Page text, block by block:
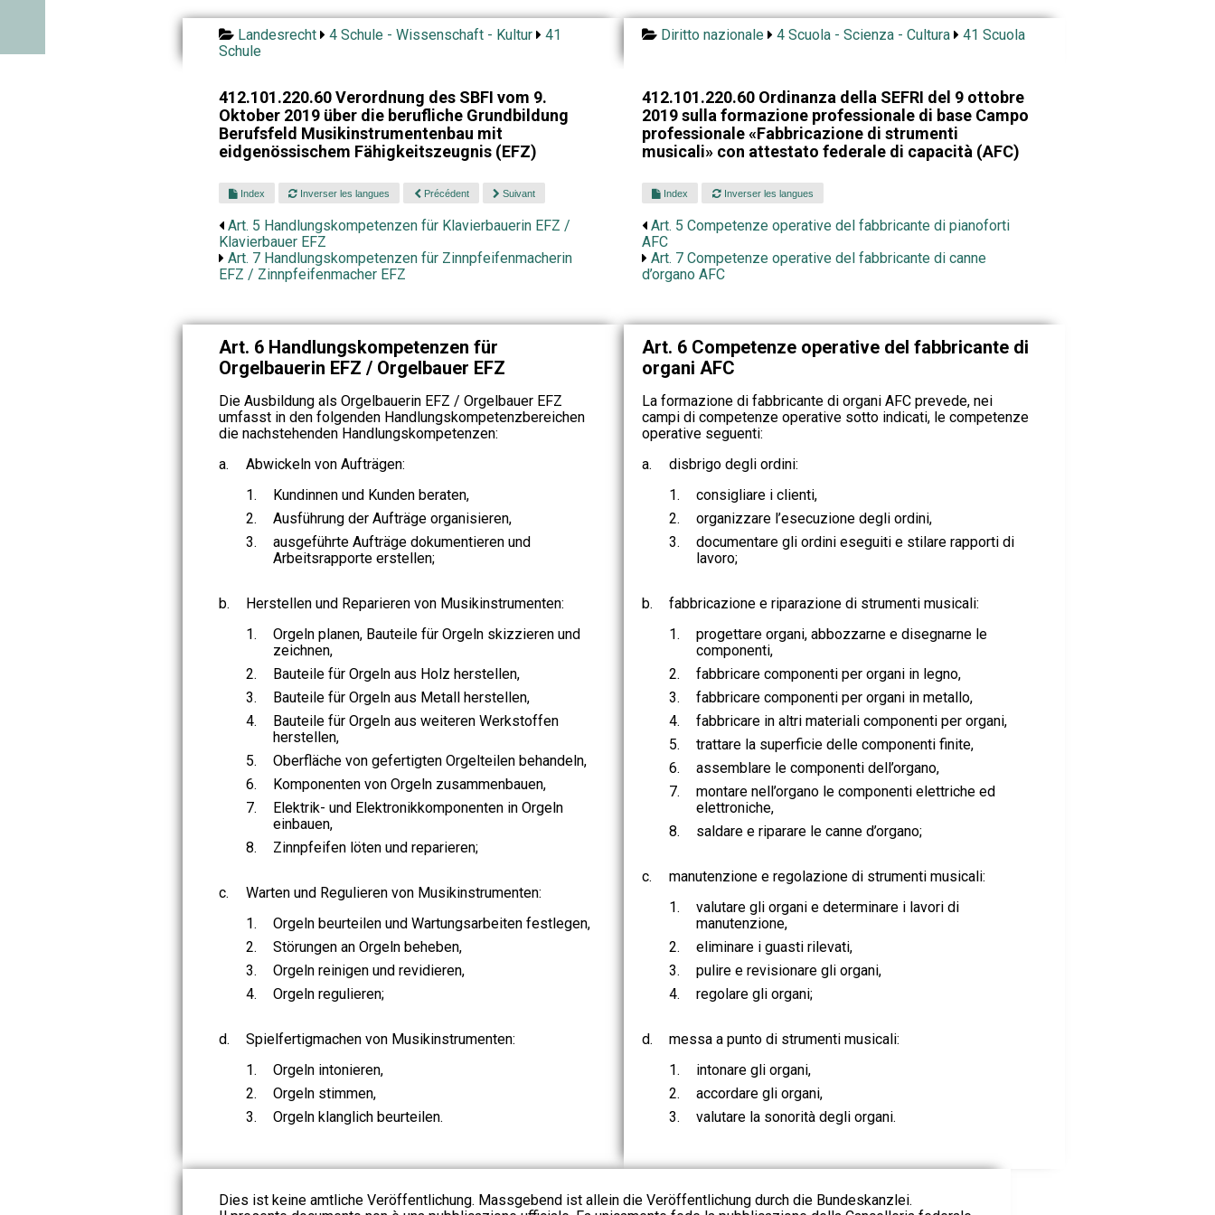
Landesrecht 4 Schule - Wissenschaft - Kultur
41
Schule
Diritto nazionale 4 Scuola - Scienza - Cultura 41 Scuola
412.101.220.60 Verordnung des SBFI vom 9.
Oktober 2019 über die berufliche Grundbildung
Berufsfeld Musikinstrumentenbau mit
eidgenössischem Fähigkeitszeugnis (EFZ)
412.101.220.60 Ordinanza della SEFRI del 9 ottobre
2019 sulla formazione professionale di base Campo
professionale «Fabbricazione di strumenti
musicali» con attestato federale di capacità (AFC)
Index Inverser les langues Précédent Suivant
Art. 5 Handlungskompetenzen für Klavierbauerin EFZ /
Klavierbauer EFZ
Art. 7 Handlungskompetenzen für Zinnpfeifenmacherin
EFZ / Zinnpfeifenmacher EFZ
Index Inverser les langues
Art. 5 Competenze operative del fabbricante di pianoforti
AFC
Art. 7 Competenze operative del fabbricante di canne
d’organo AFC
Art. 6 Handlungskompetenzen für
Orgelbauerin EFZ / Orgelbauer EFZ
Die Ausbildung als Orgelbauerin EFZ / Orgelbauer EFZ
umfasst in den folgenden Handlungskompetenzbereichen
die nachstehenden Handlungskompetenzen:
a.
Abwickeln von Aufträgen:
1.
Kundinnen und Kunden beraten,
2.
Ausführung der Aufträge organisieren,
3.
ausgeführte Aufträge dokumentieren und
Arbeitsrapporte erstellen;
b.
Herstellen und Reparieren von Musikinstrumenten:
1.
Orgeln planen, Bauteile für Orgeln skizzieren und
zeichnen,
2.
Bauteile für Orgeln aus Holz herstellen,
3.
Bauteile für Orgeln aus Metall herstellen,
4.
Bauteile für Orgeln aus weiteren Werkstoffen
herstellen,
5.
Oberfläche von gefertigten Orgelteilen behandeln,
6.
Komponenten von Orgeln zusammenbauen,
7.
Elektrik- und Elektronikkomponenten in Orgeln
einbauen,
8.
Zinnpfeifen löten und reparieren;
c.
Warten und Regulieren von Musikinstrumenten:
1.
Orgeln beurteilen und Wartungsarbeiten festlegen,
2.
Störungen an Orgeln beheben,
3.
Orgeln reinigen und revidieren,
4.
Orgeln regulieren;
d.
Spielfertigmachen von Musikinstrumenten:
1.
Orgeln intonieren,
2.
Orgeln stimmen,
3.
Orgeln klanglich beurteilen.
Art. 6 Competenze operative del fabbricante di
organi AFC
La formazione di fabbricante di organi AFC prevede, nei
campi di competenze operative sotto indicati, le competenze
operative seguenti:
a.
disbrigo degli ordini:
1.
consigliare i clienti,
2.
organizzare l’esecuzione degli ordini,
3.
documentare gli ordini eseguiti e stilare rapporti di
lavoro;
b.
fabbricazione e riparazione di strumenti musicali:
1.
progettare organi, abbozzarne e disegnarne le
componenti,
2.
fabbricare componenti per organi in legno,
3.
fabbricare componenti per organi in metallo,
4.
fabbricare in altri materiali componenti per organi,
5.
trattare la superficie delle componenti finite,
6.
assemblare le componenti dell’organo,
7.
montare nell’organo le componenti elettriche ed
elettroniche,
8.
saldare e riparare le canne d’organo;
c.
manutenzione e regolazione di strumenti musicali:
1.
valutare gli organi e determinare i lavori di
manutenzione,
2.
eliminare i guasti rilevati,
3.
pulire e revisionare gli organi,
4.
regolare gli organi;
d.
messa a punto di strumenti musicali:
1.
intonare gli organi,
2.
accordare gli organi,
3.
valutare la sonorità degli organi.
Dies ist keine amtliche Veröffentlichung. Massgebend ist allein die Veröffentlichung durch die Bundeskanzlei.